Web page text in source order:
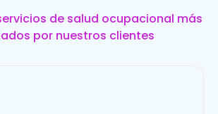
de salud ocupacional más
por nuestros clientes